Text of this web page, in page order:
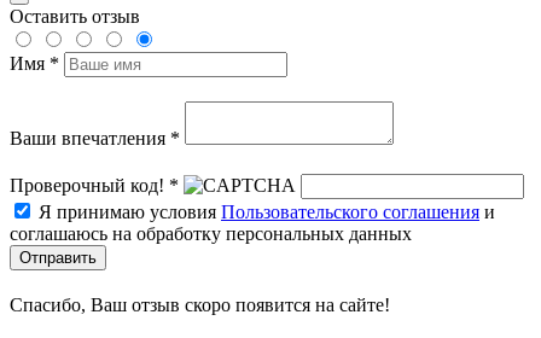
Оставить отзыв
Имя *
Ваши впечатления *
Проверочный код! *
Я принимаю условия Пользовательского соглашения и
соглашаюсь на обработку персональных данных
Отправить
Спасибо, Ваш отзыв скоро появится на сайте!